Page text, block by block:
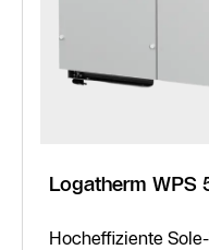
Logatherm WPS
Hocheffiziente